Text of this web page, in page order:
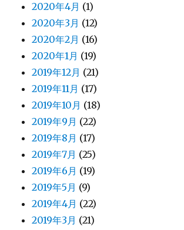
2020年4月 (1)
2020年3月 (12)
2020年2月 (16)
2020年1月 (19)
2019年12月 (21)
2019年11月 (17)
2019年10月 (18)
2019年9月 (22)
2019年8月 (17)
2019年7月 (25)
2019年6月 (19)
2019年5月 (9)
2019年4月 (22)
2019年3月 (21)